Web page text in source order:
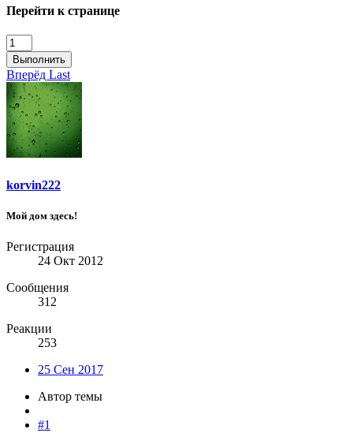
Перейти к странице
Выполнить
Вперёд Last
korvin222
Мой дом здесь!
Регистрация
24 Окт 2012
Сообщения
312
Реакции
253
25 Сен 2017
Автор темы
#1